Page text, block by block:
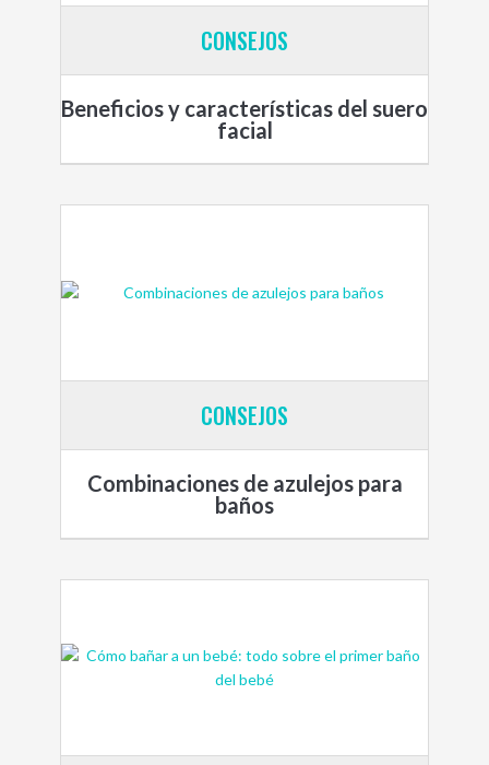
CONSEJOS
Beneficios y características del suero
facial
CONSEJOS
Combinaciones de azulejos para
baños